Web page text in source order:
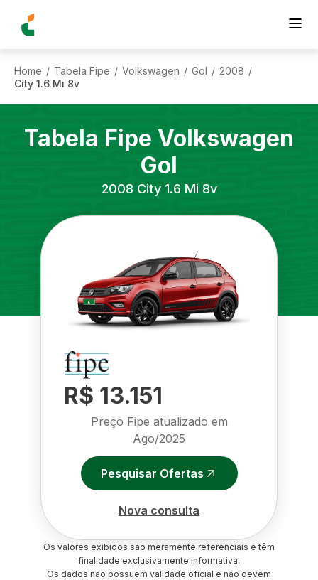
Home / Tabela Fipe / Volkswagen / Gol / 2008 /
City 1.6 Mi 8v
Tabela Fipe Volkswagen
Gol
2008 City 1.6 Mi 8v
R$ 13.151
Preço Fipe atualizado em
Ago/2025
Pesquisar Ofertas
Nova consulta
Os valores exibidos são meramente referenciais e têm
finalidade exclusivamente informativa.
Os dados não possuem validade oficial e não devem